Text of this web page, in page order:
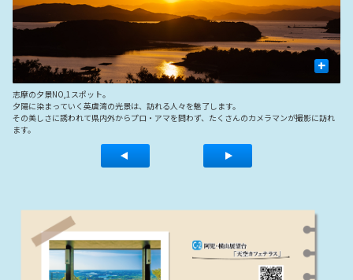
+
志摩の夕景NO,1スポット。
夕陽に染まっていく英虞湾の光景は、訪れる人々を魅了します。
その美しさに誘われて県内外からプロ・アマを問わず、たくさんのカメラマンが撮影に訪れ
ます。